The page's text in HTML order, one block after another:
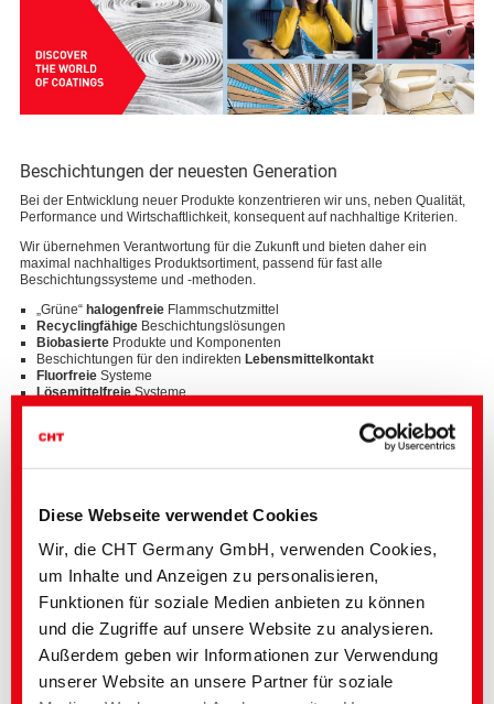
Diese Webseite verwendet Cookies
Wir, die CHT Germany GmbH, verwenden Cookies,
um Inhalte und Anzeigen zu personalisieren,
Funktionen für soziale Medien anbieten zu können
und die Zugriffe auf unsere Website zu analysieren.
Außerdem geben wir Informationen zur Verwendung
unserer Website an unsere Partner für soziale
Beschichtungen der neuesten Generation
Bei der Entwicklung neuer Produkte konzentrieren wir uns, neben Qualität,
Performance und Wirtschaftlichkeit, konsequent auf nachhaltige Kriterien.
Wir übernehmen Verantwortung für die Zukunft und bieten daher ein
maximal nachhaltiges Produktsortiment, passend für fast alle
Beschichtungssysteme und -methoden.
„Grüne“ halogenfreie Flammschutzmittel
Recyclingfähige Beschichtungslösungen
Biobasierte Produkte und Komponenten
Beschichtungen für den indirekten Lebensmittelkontakt
Fluorfreie Systeme
LösemittelfreieSysteme
Starke Lösungen für diverse Anwendungsfelder
Beschichtungslösungen für Technische Textilien in vielfältigen
Arbeitsschutz (Medizin, Industrie, Rettungswesen…)
Automobil und Transportwesen(Teppiche, Sitzbezüge,
Architektur- und Bautextilien(Sonnen- und Lichtschutz,
Fassadenverkleidungen…)
Flammschutzausrüstungen
und Beschichtungen aller Ausprägungen
LösemittelfreieKunstlederbeschichtungen
Sport- und Outdoor-Ausrüstung
(Zelte, Rucksäcke, Schuhe, Skifelle,
Kletterseile…)